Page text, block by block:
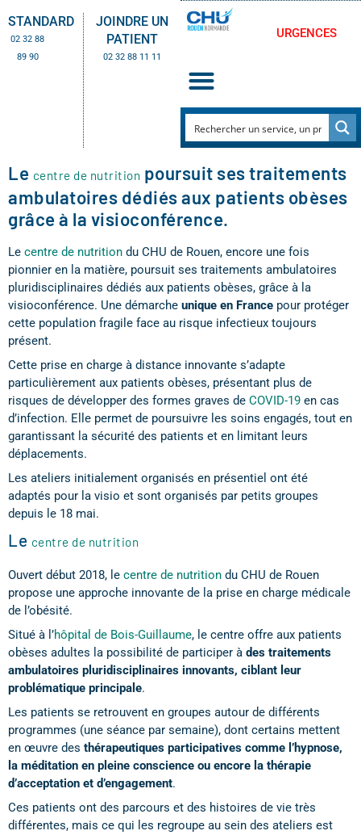
STANDARD
02 32 88
89 90
JOINDRE UN
PATIENT
02 32 88 11 11
URGENCES
Le centre de nutrition poursuit ses traitements
ambulatoires dédiés aux patients obèses
grâce à la visioconférence.
Le centre de nutrition du CHU de Rouen, encore une fois
pionnier en la matière, poursuit ses traitements ambulatoires
pluridisciplinaires dédiés aux patients obèses, grâce à la
visioconférence. Une démarche unique en France pour protéger
cette population fragile face au risque infectieux toujours
présent.
Cette prise en charge à distance innovante s’adapte
particulièrement aux patients obèses, présentant plus de
risques de développer des formes graves de COVID-19 en cas
d’infection. Elle permet de poursuivre les soins engagés, tout en
garantissant la sécurité des patients et en limitant leurs
déplacements.
Les ateliers initialement organisés en présentiel ont été
adaptés pour la visio et sont organisés par petits groupes
depuis le 18 mai.
Le centre de nutrition
Ouvert début 2018, le centre de nutrition du CHU de Rouen
propose une approche innovante de la prise en charge médicale
de l’obésité.
Situé à l’hôpital de Bois-Guillaume, le centre offre aux patients
obèses adultes la possibilité de participer à des traitements
ambulatoires pluridisciplinaires innovants, ciblant leur
problématique principale.
Les patients se retrouvent en groupes autour de différents
programmes (une séance par semaine), dont certains mettent
en œuvre des thérapeutiques participatives comme l’hypnose,
la méditation en pleine conscience ou encore la thérapie
d’acceptation et d’engagement.
Ces patients ont des parcours et des histoires de vie très
différentes, mais ce qui les regroupe au sein des ateliers est